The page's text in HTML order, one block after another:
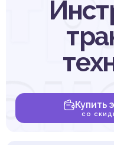
Купить
со